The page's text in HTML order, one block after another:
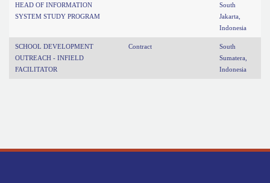
HEAD OF INFORMATION
SYSTEM STUDY PROGRAM
South
Jakarta,
Indonesia
SCHOOL DEVELOPMENT
OUTREACH - INFIELD
FACILITATOR
Contract
South
Sumatera,
Indonesia